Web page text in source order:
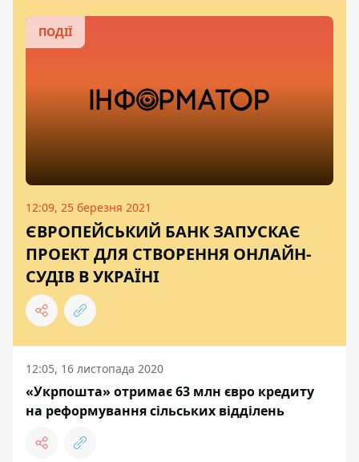
ПОДІЇ
12:09, 25 березня 2021
ЄВРОПЕЙСЬКИЙ БАНК ЗАПУСКАЄ
ПРОЕКТ ДЛЯ СТВОРЕННЯ ОНЛАЙН-
СУДІВ В УКРАЇНІ
12:05, 16 листопада 2020
«Укрпошта» отримає 63 млн євро кредиту
на реформування сільських відділень